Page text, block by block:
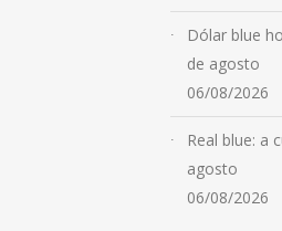
Dólar blue
de agosto
06/08/2026
Real blue: a
agosto
06/08/2026